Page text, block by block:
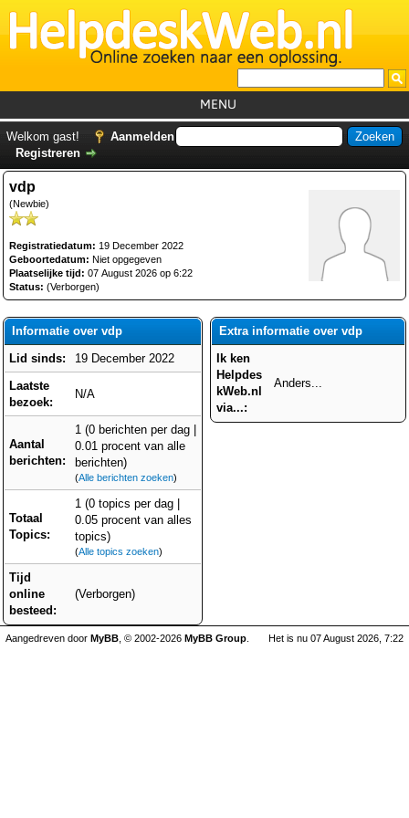
MENU
GemistDownloader
Welkom gast!
Aanmelden
Registreren
vdp
(Newbie)
Registratiedatum: 19 December 2022
Geboortedatum: Niet opgegeven
Plaatselijke tijd: 07 August 2026 op 6:22
Status: (Verborgen)
Informatie over vdp
Lid sinds:
19 December 2022
Laatste
bezoek:
N/A
Aantal
berichten:
1 (0 berichten per dag |
0.01 procent van alle
berichten)
(Alle berichten zoeken)
Totaal
Topics:
1 (0 topics per dag |
0.05 procent van alles
topics)
(Alle topics zoeken)
Tijd
online
besteed:
(Verborgen)
Extra informatie over vdp
Ik ken
Helpdes
kWeb.nl
via...:
Anders...
Het is nu 07 August 2026, 7:22
Aangedreven door MyBB , © 2002-2026 MyBB Group